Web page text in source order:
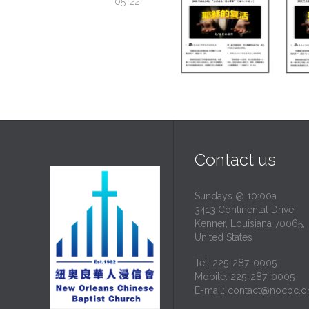
Contact us
Sundays @ 10:00a
3413 Continental Drive
Kenner, Louisiana 70065,
United States
Tel: 225-287-0005
Mobile: 225-287-0005
E-mail: